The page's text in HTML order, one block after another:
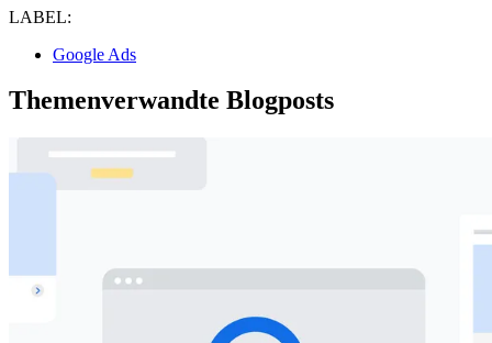
LABEL:
Google Ads
Themenverwandte Blogposts